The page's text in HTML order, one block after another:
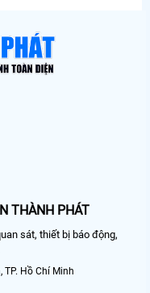
THÀNH PHÁT
sát, thiết bị báo động,
TP. Hồ Chí Minh